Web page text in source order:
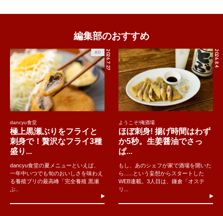
編集部のおすすめ
2026.7.27
AD
dancyu食堂
極上黒瀬ぶりをフライと
刺身で！贅沢なフライ3種
盛り...
dancyu食堂の夏メニューといえば、
一年中いつでも旬のおいしさを味わえ
る養殖ブリの最高峰「完全養殖 黒瀬
ぶ..
2026.8.4
ようこそ!俺酒場
ほぼ刺身! 揚げ時間はわず
か5秒。生姜醤油でさっ
ぱ...
もし、あのシェフが家で酒場を開いた
ら......という妄想からスタートした
WEB連載。3人目は、鎌倉「オステ
リ...